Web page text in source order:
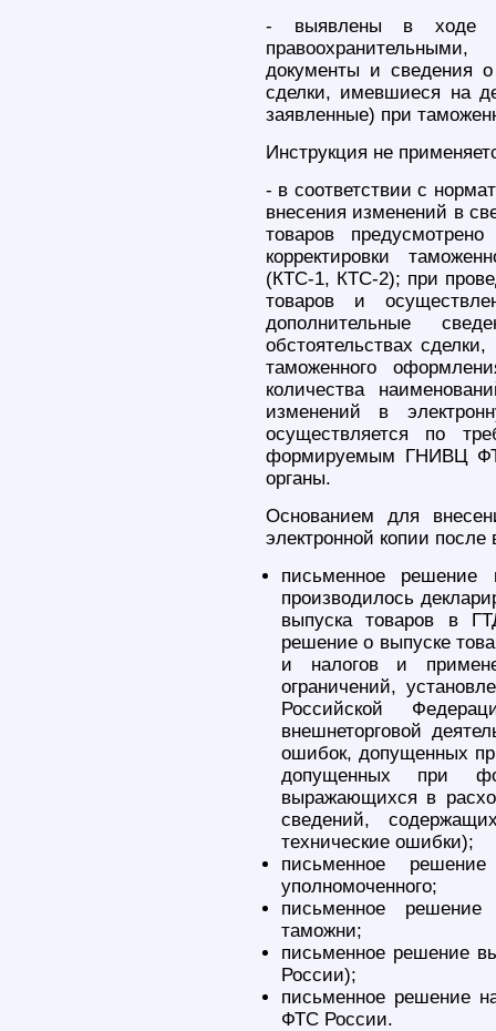
- выявлены в ходе
документы и сведения о
сделки, имевшиеся на
заявленные) при
Инструкция не
- в соответствии с
внесения изменений в
товаров
корректировки
(КТС-1, КТС-2); при
товаров и
дополнительные
обстоятельствах
таможенного
количества
изменений в
осуществляется по
формируемым ГНИВЦ
органы.
Основанием для
электронной копии
письменное решение
производилось
выпуска товаров в
решение о выпуске
и налогов и
ограничений,
Российской
внешнеторговой
ошибок, допущенных
допущенных при
выражающихся в
сведений,
технические ошибки);
письменное
уполномоченного;
письменное решение
таможни;
письменное решение
России);
письменное решение
ФТС России.